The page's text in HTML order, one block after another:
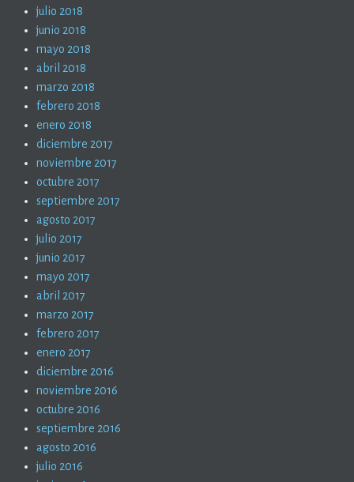
julio 2018
junio 2018
mayo 2018
abril 2018
marzo 2018
febrero 2018
enero 2018
diciembre 2017
noviembre 2017
octubre 2017
septiembre 2017
agosto 2017
julio 2017
junio 2017
mayo 2017
abril 2017
marzo 2017
febrero 2017
enero 2017
diciembre 2016
noviembre 2016
octubre 2016
septiembre 2016
agosto 2016
julio 2016